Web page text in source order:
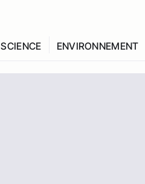
SCIENCE ENVIRONNEMENT